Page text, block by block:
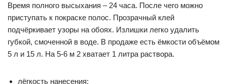
Время полного высыхания – 24 часа. После чего можно
приступать к покраске полос. Прозрачный клей
подчёркивает узоры на обоях. Излишки легко удалить
губкой, смоченной в воде. В продаже есть ёмкости объёмом
5 л и 15 л. На 5-6 м 2 хватает 1 литра раствора.
лёгкость нанесения;